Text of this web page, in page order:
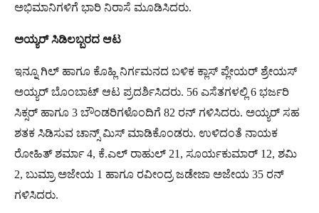
ಅಭಿಮಾನಿಗಳಿಗೆ ಭಾರಿ ನಿರಾಸೆ ಮೂಡಿಸಿದರು.
ಅಯ್ಯರ್ ಸಿಡಿಲಬ್ಬರದ ಆಟ
ಇನ್ನೂ ಗಿಲ್ ಹಾಗೂ ಕೊಹ್ಲಿ ನಿರ್ಗಮನದ ಬಳಿಕ ಕ್ಲಾಸ್ ಪ್ಲೇಯರ್ ಶ್ರೇಯಸ್
ಅಯ್ಯರ್ ಬೊಂಬಾಟ್ ಆಟ ಪ್ರದರ್ಶಿಸಿದರು. 56 ಎಸೆತಗಳಲ್ಲಿ 6 ಭರ್ಜರಿ
ಸಿಕ್ಸರ್ ಹಾಗೂ 3 ಬೌಂಡರಿಗಳೊಂದಿಗೆ 82 ರನ್​ ಗಳಿಸಿದರು. ಅಯ್ಯರ್ ಸಹ
ಶತಕ ಸಿಡಿಸುವ ಚಾನ್ಸ್ ಮಿಸ್ ಮಾಡಿಕೊಂಡರು. ಉಳಿದಂತೆ ನಾಯಕ
ರೋಹಿತ್ ಶರ್ಮಾ 4, ಕೆ.ಎಲ್ ರಾಹುಲ್ 21, ಸೂರ್ಯಕುಮಾರ್ 12, ಶಮಿ
2, ಬುಮ್ರಾ ಅಜೇಯ 1 ಹಾಗೂ ರವೀಂದ್ರ ಜಡೇಜಾ ಅಜೇಯ 35 ರನ್
ಗಳಿಸಿದರು.